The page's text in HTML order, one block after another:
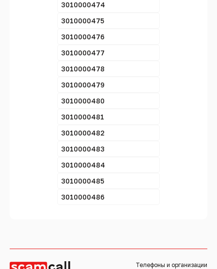
3010000474
3010000475
3010000476
3010000477
3010000478
3010000479
3010000480
3010000481
3010000482
3010000483
3010000484
3010000485
3010000486
Телефоны и организации